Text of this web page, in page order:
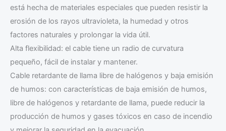
está hecha de materiales especiales que pueden resistir la
erosión de los rayos ultravioleta, la humedad y otros
factores naturales y prolongar la vida útil.
Alta flexibilidad: el cable tiene un radio de curvatura
pequeño, fácil de instalar y mantener.
Cable retardante de llama libre de halógenos y baja emisión
de humos: con características de baja emisión de humos,
libre de halógenos y retardante de llama, puede reducir la
producción de humos y gases tóxicos en caso de incendio